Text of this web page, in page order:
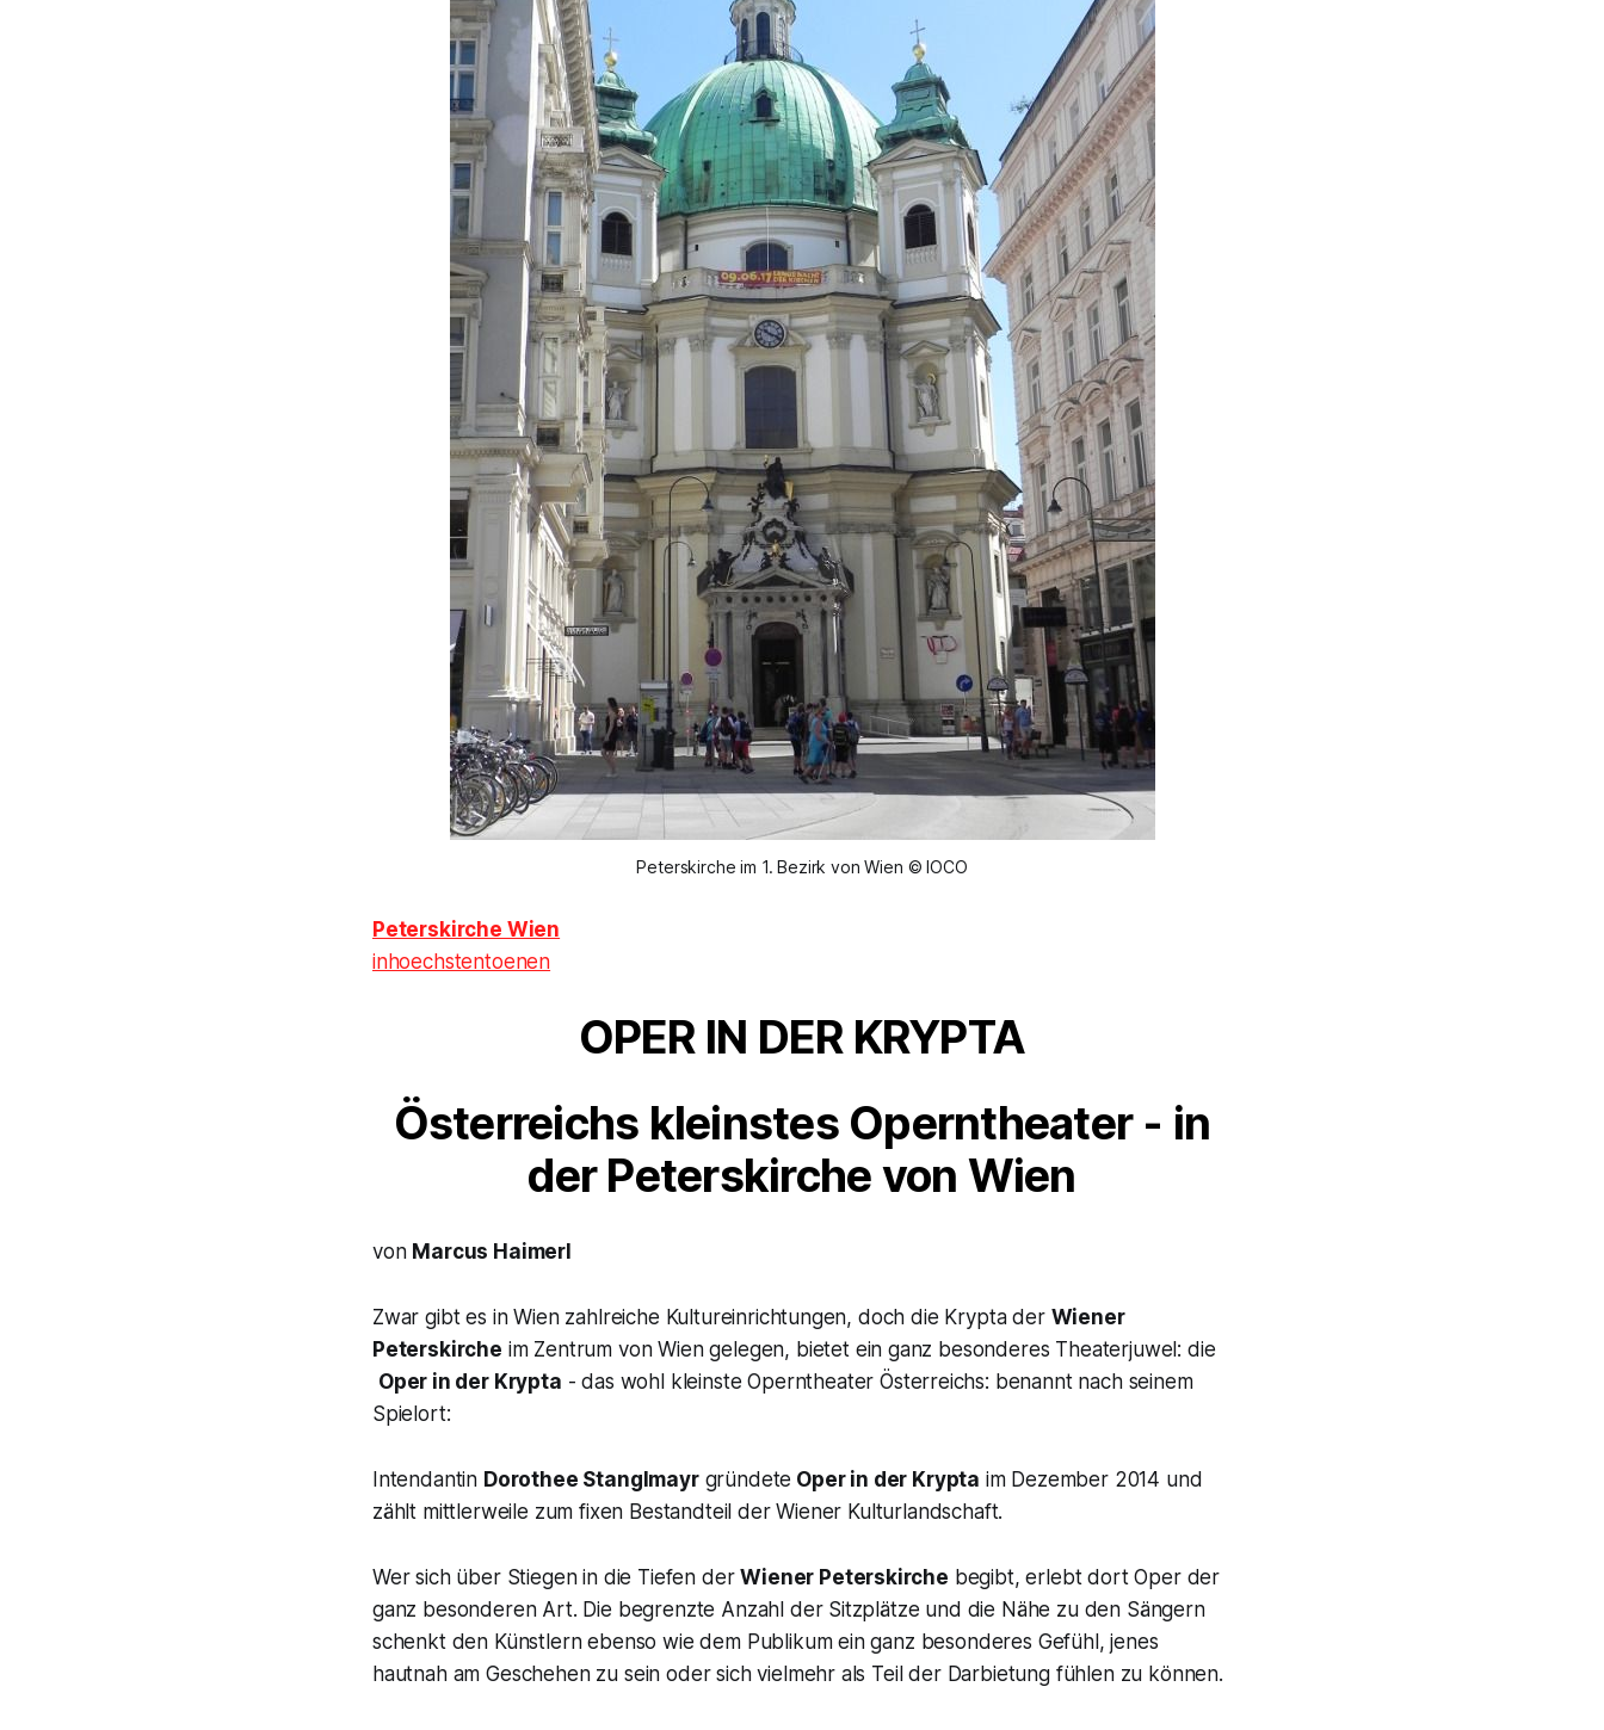
Peterskirche im 1. Bezirk von Wien © IOCO
Peterskirche Wien
inhoechstentoenen
OPER IN DER KRYPTA
Österreichs kleinstes Operntheater - in
der Peterskirche von Wien
von Marcus Haimerl
Zwar gibt es in Wien zahlreiche Kultureinrichtungen, doch die Krypta der Wiener
Peterskirche im Zentrum von Wien gelegen, bietet ein ganz besonderes Theaterjuwel: die
Oper in der Krypta -das wohl kleinste Operntheater Österreichs: benannt nach seinem
Spielort:
Intendantin Dorothee Stanglmayrgründete Oper in der Krypta im Dezember 2014 und
zählt mittlerweile zum fixen Bestandteil der Wiener Kulturlandschaft.
Wer sich über Stiegen in die Tiefen derWiener Peterskirche begibt, erlebt dort Oper der
ganz besonderen Art. Die begrenzte Anzahl der Sitzplätze und die Nähe zu den Sängern
schenkt den Künstlern ebenso wie dem Publikum ein ganz besonderes Gefühl, jenes
hautnah am Geschehen zu sein oder sich vielmehr als Teil der Darbietung fühlen zu können.